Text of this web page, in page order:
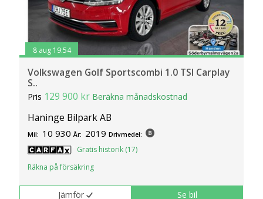
8 aug 19:54
Volkswagen Golf Sportscombi 1.0 TSI Carplay
S..
Pris 129 900 kr Beräkna månadskostnad
Haninge Bilpark AB
Mil: 10 930 År: 2019 Drivmedel:
Gratis historik (17)
Räkna på försäkring
Jämför Se bil